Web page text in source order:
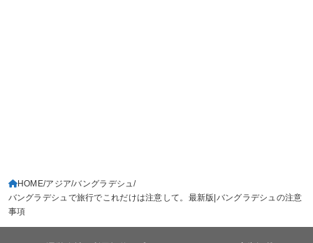
HOME アジア バングラデシュ
バングラデシュで旅行でこれだけは注意して。最新版|バングラデシュの注意
事項